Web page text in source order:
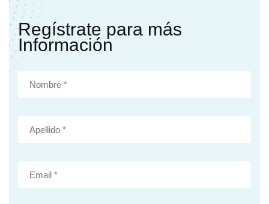
Regístrate para más
Información